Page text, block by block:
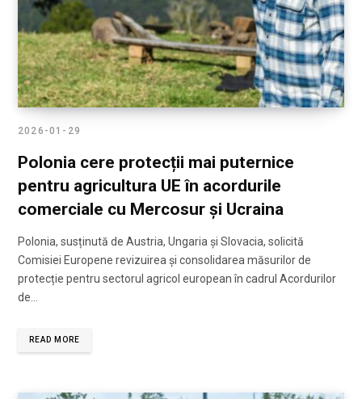
2026-01-29
Polonia cere protecții mai puternice
pentru agricultura UE în acordurile
comerciale cu Mercosur și Ucraina
Polonia, susținută de Austria, Ungaria și Slovacia, solicită
Comisiei Europene revizuirea și consolidarea măsurilor de
protecție pentru sectorul agricol european în cadrul Acordurilor
de…
READ MORE